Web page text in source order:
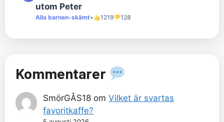
utom Peter
Alla barnen-skämt• 1219 128
Kommentarer
SmörGÅS18 omVilket är svartas
favoritkaffe?